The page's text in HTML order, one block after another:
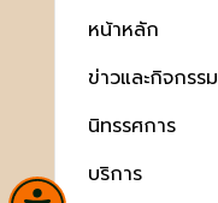
หน้าหลัก
ข่าวและกิจกรรม
นิทรรศการ
บริการ